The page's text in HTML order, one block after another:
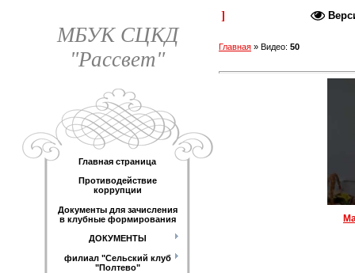
МБУК СЦКД
"Рассвет"
Главная страница
Противодействие
коррупции
Документы для зачисления
в клубные формирования
ДОКУМЕНТЫ
филиал "Сельский клуб
"Полтево"
Видео
Главная » Видео: 50